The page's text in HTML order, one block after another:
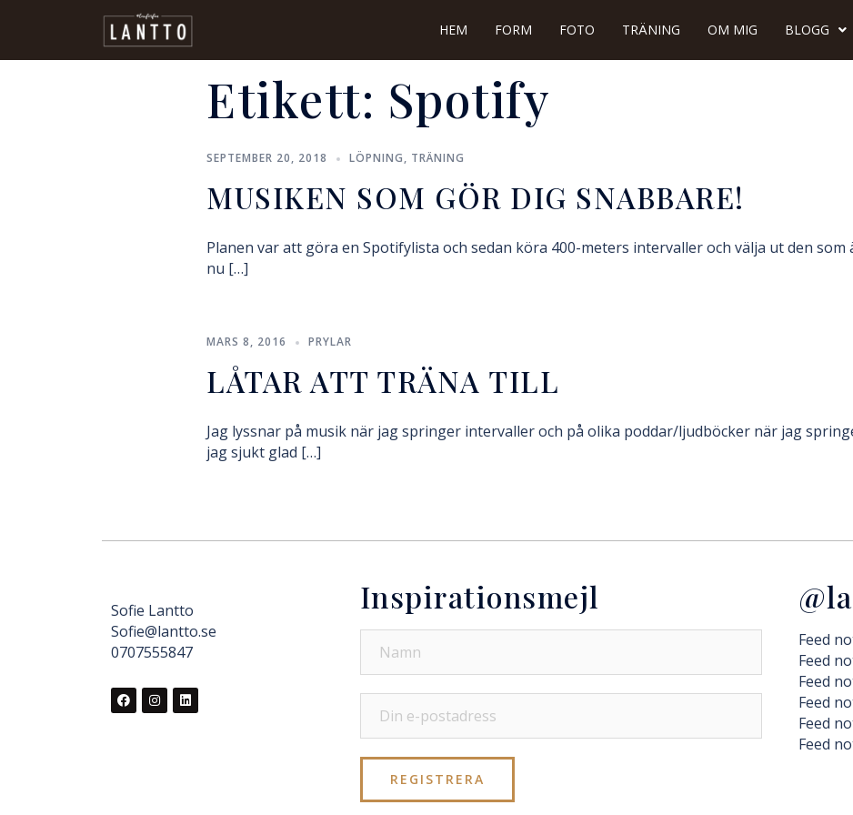
HEM FORM FOTO TRÄNING OM MIG BLOGG
Etikett: Spotify
SEPTEMBER 20, 2018 LÖPNING, TRÄNING
MUSIKEN SOM GÖR DIG SNABBARE!
Planen var att göra en Spotifylista och sedan köra 400-meters intervaller och välja ut den som
nu […]
MARS 8, 2016 PRYLAR
LÅTAR ATT TRÄNA TILL
Jag lyssnar på musik när jag springer intervaller och på olika poddar/ljudböcker när jag
jag sjukt glad […]
Sofie Lantto
Sofie@lantto.se
0707555847
Inspirationsmejl
Feed
Feed
Feed
Feed
Feed
Feed